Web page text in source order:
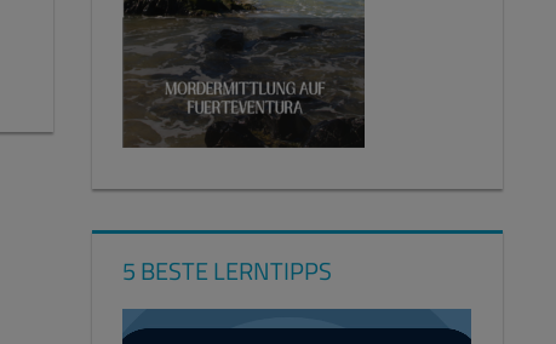
5 BESTE LERNTIPPS
Video-